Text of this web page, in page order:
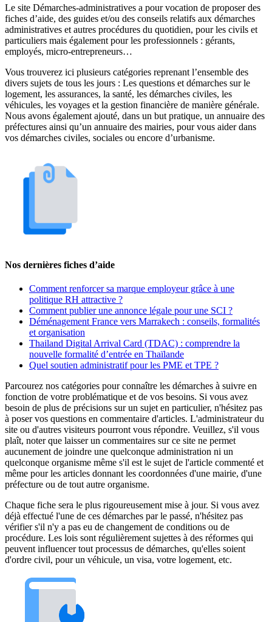
Le site Démarches-administratives a pour vocation de proposer des
fiches d’aide, des guides et/ou des conseils relatifs aux démarches
administratives et autres procédures du quotidien, pour les civils et
particuliers mais également pour les professionnels : gérants,
employés, micro-entrepreneurs…
Vous trouverez ici plusieurs catégories reprenant l’ensemble des
divers sujets de tous les jours : Les questions et démarches sur le
logement, les assurances, la santé, les démarches civiles, les
véhicules, les voyages et la gestion financière de manière générale.
Nous avons également ajouté, dans un but pratique, un annuaire des
préfectures ainsi qu’un annuaire des mairies, pour vous aider dans
vos démarches civiles, sociales ou encore d’urbanisme.
Nos dernières fiches d’aide
Comment renforcer sa marque employeur grâce à une
politique RH attractive ?
Comment publier une annonce légale pour une SCI ?
Déménagement France vers Marrakech : conseils, formalités
et organisation
Thailand Digital Arrival Card (TDAC) : comprendre la
nouvelle formalité d’entrée en Thaïlande
Quel soutien administratif pour les PME et TPE ?
Parcourez nos catégories pour connaître les démarches à suivre en
fonction de votre problématique et de vos besoins. Si vous avez
besoin de plus de précisions sur un sujet en particulier, n'hésitez pas
à poser vos questions en commentaire d'articles. L'administrateur du
site ou d'autres visiteurs pourront vous répondre. Veuillez, s'il vous
plaît, noter que laisser un commentaires sur ce site ne permet
aucunement de joindre une quelconque administration ni un
quelconque organisme même s'il est le sujet de l'article commenté et
même pour les articles donnant les coordonnées d'une mairie, d'une
préfecture ou de tout autre organisme.
Chaque fiche sera le plus rigoureusement mise à jour. Si vous avez
déjà effectué l'une de ces démarches par le passé, n'hésitez pas
vérifier s'il n'y a pas eu de changement de conditions ou de
procédure. Les lois sont régulièrement sujettes à des réformes qui
peuvent influencer tout processus de démarches, qu'elles soient
d'ordre civil, pour un véhicule, un visa, votre logement, etc.